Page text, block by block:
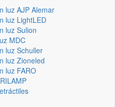
luz AJP Alemar
luz LightLED
luz Sulion
MDC
luz Schuller
luz Zioneled
luz FARO